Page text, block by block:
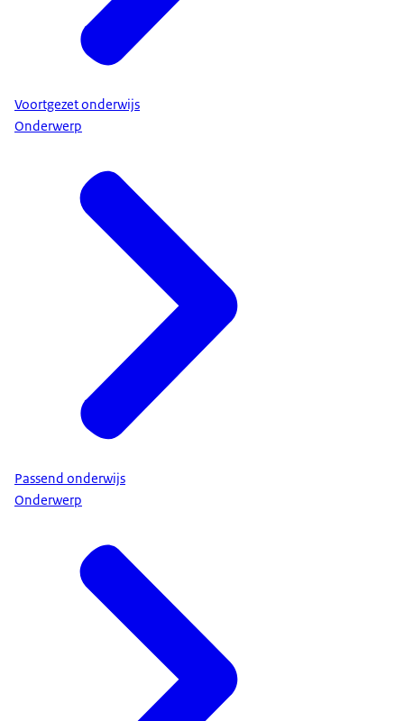
Voortgezet onderwijs
Onderwerp
Passend onderwijs
Onderwerp